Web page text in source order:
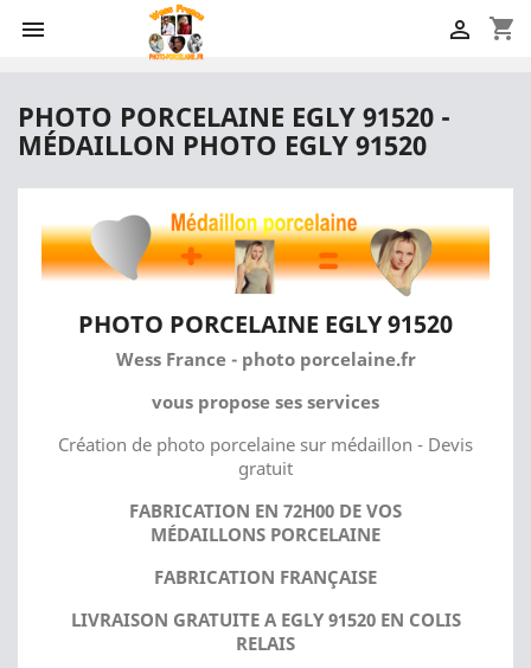
 shopping_cart

PHOTO PORCELAINE EGLY 91520 -
MÉDAILLON PHOTO EGLY 91520
PHOTO PORCELAINE EGLY 91520
Wess France - photo porcelaine.fr
vous propose ses services
Création de photo porcelaine sur médaillon - Devis
gratuit
FABRICATION EN 72H00 DE VOS
MÉDAILLONS PORCELAINE
FABRICATION FRANÇAISE
LIVRAISON GRATUITE A EGLY 91520 EN COLIS
RELAIS